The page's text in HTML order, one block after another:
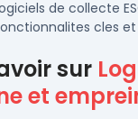
de collecte
cles
et ETI en 2026.
sur
et